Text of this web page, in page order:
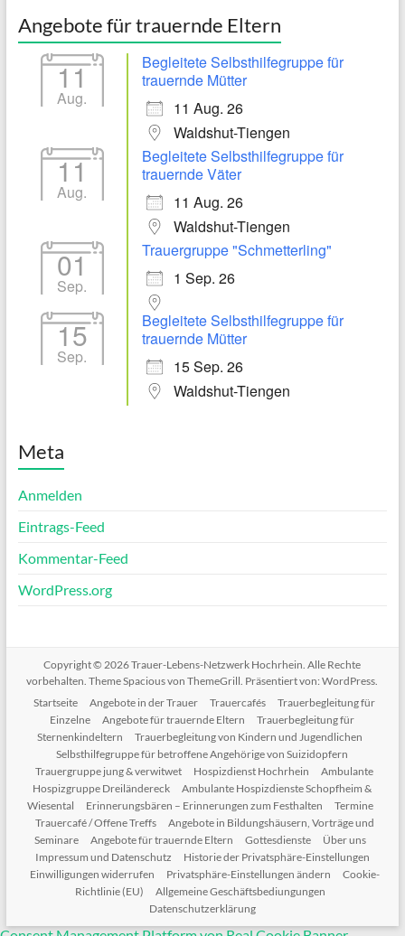
Angebote für trauernde Eltern
11
Aug.
Begleitete Selbsthilfegruppe für
trauernde Mütter
11 Aug. 26
Waldshut-Tiengen
11
Aug.
Begleitete Selbsthilfegruppe für
trauernde Väter
11 Aug. 26
Waldshut-Tiengen
01
Sep.
Trauergruppe "Schmetterling"
1 Sep. 26
15
Sep.
Begleitete Selbsthilfegruppe für
trauernde Mütter
15 Sep. 26
Waldshut-Tiengen
Meta
Anmelden
Eintrags-Feed
Kommentar-Feed
WordPress.org
Copyright © 2026Trauer-Lebens-Netzwerk Hochrhein. Alle Rechte
vorbehalten. ThemeSpaciousvon ThemeGrill. Präsentiert von:WordPress.
Startseite
Angebote in der Trauer Trauercafés
Trauerbegleitung für
Einzelne
Angebote für trauernde Eltern
Trauerbegleitung für
Sternenkindeltern
Trauerbegleitung von Kindern und Jugendlichen
Selbsthilfegruppe für betroffene Angehörige von Suizidopfern
Trauergruppe jung & verwitwet
Hospizdienst Hochrhein
Ambulante
Hospizgruppe Dreiländereck
Ambulante Hospizdienste Schopfheim &
Wiesental
Erinnerungsbären – Erinnerungen zum Festhalten
Termine
Trauercafé / Offene Treffs
Angebote in Bildungshäusern, Vorträge und
Seminare
Angebote für trauernde Eltern Gottesdienste
Über uns
Impressum und Datenschutz
Historie der Privatsphäre-Einstellungen
Einwilligungen widerrufen
Privatsphäre-Einstellungen ändern
Cookie-
Richtlinie (EU)
Allgemeine Geschäftsbediungungen
Datenschutzerklärung